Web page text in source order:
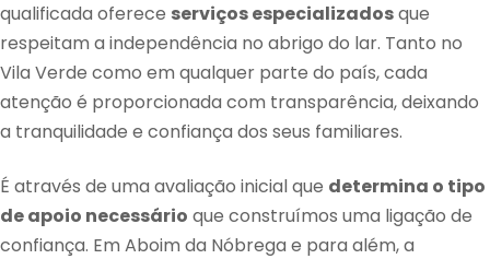
qualificada oferece serviços especializadosque
respeitam a independência no abrigo do lar. Tanto no
Vila Verde como em qualquer parte do país, cada
atenção é proporcionada com transparência, deixando
a tranquilidade e confiança dos seus familiares.
É através de uma avaliação inicial que determina o tipo
de apoio necessário que construímos uma ligação de
confiança. Em Aboim da Nóbrega e para além, a